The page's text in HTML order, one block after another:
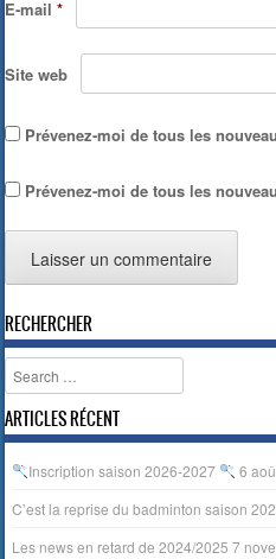
E-mail*
Site web
Prévenez-moi de tous les
Prévenez-moi de tous les
RECHERCHER
Search
ARTICLES RÉCENT
Inscription saison 2026-2027
6
C’est la reprise du badminton saison
Les news en retard de 2024/2025 7